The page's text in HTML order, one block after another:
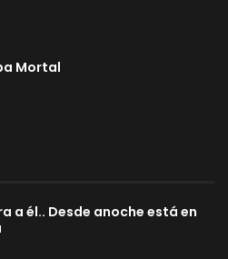
Mortal
a él.. Desde anoche está en